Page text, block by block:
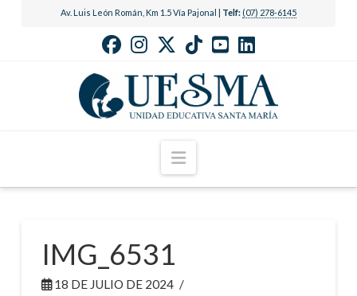
Av. Luis León Román, Km 1.5 Vía Pajonal | Telf: (07) 278-6145
Navigation
IMG_6531
18 DE JULIO DE 2024